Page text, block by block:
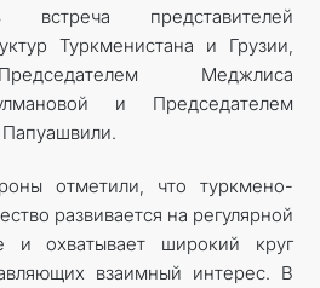
встреча представителей
Туркменистана и Грузии,
Меджлиса
и Председателем
отметили, что туркмено-
развивается на регулярной
и охватывает широкий круг
взаимный интерес. В